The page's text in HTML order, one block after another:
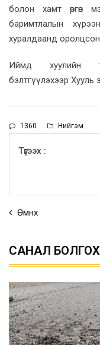
болон хамт өргөн
баримтлалын
хуралдаанд
Иймд хуулийн
бэлтгүүлэхээр
1360 Нийгэм
Түгээх :
Өмнөх
САНАЛ БОЛГОХ